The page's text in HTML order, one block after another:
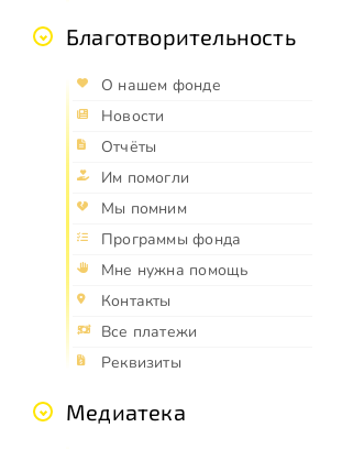
Благотворительность
О нашем фонде
Новости
Отчёты
Им помогли
Мы помним
Программы фонда
Мне нужна помощь
Контакты
Все платежи
Реквизиты
Медиатека